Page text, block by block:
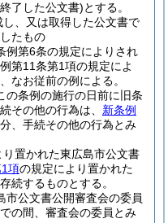
了した公文書)とする。
し、又は取得した公文書で
たもの
例第6条の規定によりされ
第11条第1項の規定によ
なお従前の例による。
の条例の施行の日前に旧条
その他の行為は、 新条例
、手続その他の行為とみ
置かれた東広島市公文書
項の規定により置かれた
続するものとする。
市公文書公開審査会の委員
の間、審査会の委員とみ